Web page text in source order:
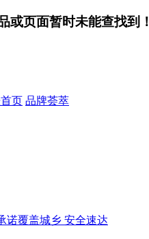
或页面暂时未能查找到！
页 品牌荟萃
诺覆盖城乡 安全速达